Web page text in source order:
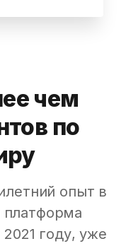
чем
по
опыт в
платформа
году, уже